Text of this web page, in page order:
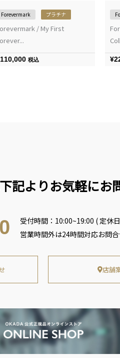
Forevermark プラチナ
/ My First
110,000 税込 ¥
記よりお気軽にお
受付時間：10:00~19:00 ( 定休
営業時間外は24時間対応お問
店舗